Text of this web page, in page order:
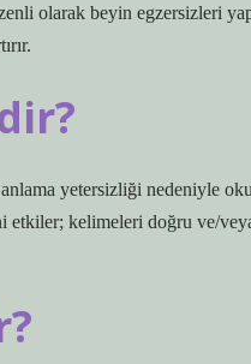
olarak beyin egzersizleri
yetersizliği nedeniyle
kelimeleri doğru ve/veya